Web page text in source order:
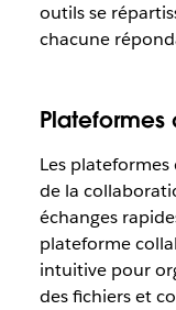
outils se
chacune
Les
de la
échanges
plateforme
intuitive pour
des fichiers et